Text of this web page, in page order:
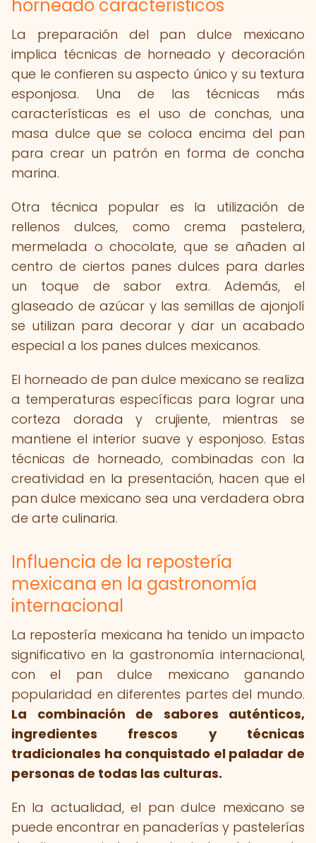
horneado característicos
La preparación del pan dulce mexicano
implica técnicas de horneado y decoración
que le confieren su aspecto único y su textura
esponjosa. Una de las técnicas más
características es el uso de conchas, una
masa dulce que se coloca encima del pan
para crear un patrón en forma de concha
marina.
Otra técnica popular es la utilización de
rellenos dulces, como crema pastelera,
mermelada o chocolate, que se añaden al
centro de ciertos panes dulces para darles
un toque de sabor extra. Además, el
glaseado de azúcar y las semillas de ajonjolí
se utilizan para decorar y dar un acabado
especial a los panes dulces mexicanos.
El horneado de pan dulce mexicano se realiza
a temperaturas específicas para lograr una
corteza dorada y crujiente, mientras se
mantiene el interior suave y esponjoso. Estas
técnicas de horneado, combinadas con la
creatividad en la presentación, hacen que el
pan dulce mexicano sea una verdadera obra
de arte culinaria.
Influencia de la repostería
mexicana en la gastronomía
internacional
La repostería mexicana ha tenido un impacto
significativo en la gastronomía internacional,
con el pan dulce mexicano ganando
popularidad en diferentes partes del mundo.
La combinación de sabores auténticos,
ingredientes frescos y técnicas
tradicionales ha conquistado el paladar de
personas de todas las culturas.
En la actualidad, el pan dulce mexicano se
puede encontrar en panaderías y pastelerías